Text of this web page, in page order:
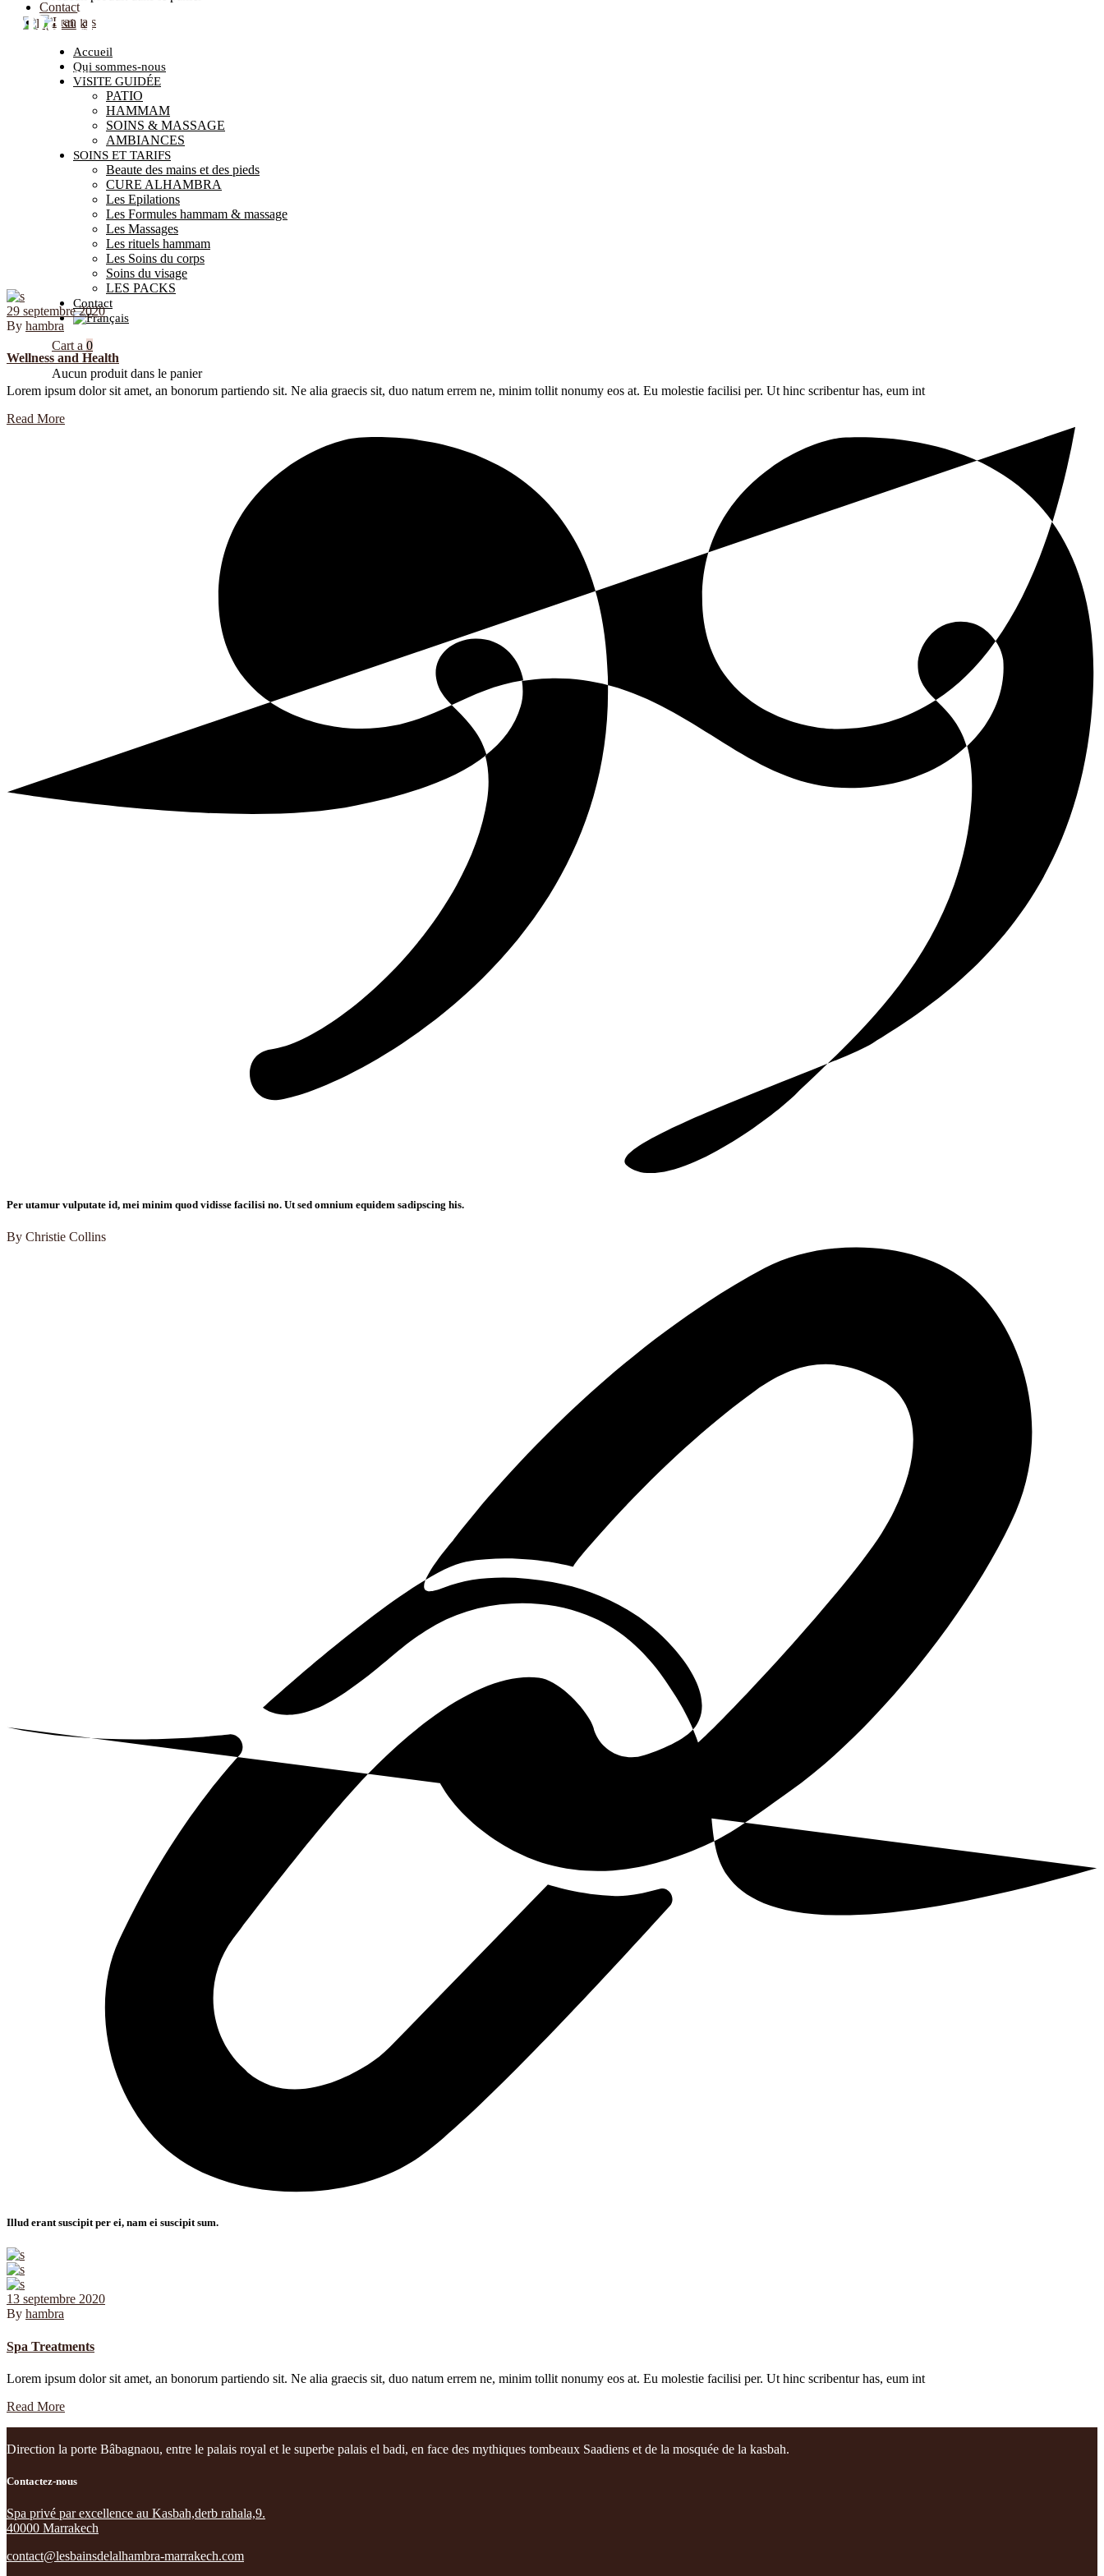
Accueil
Qui sommes-nous
VISITE GUIDÉE
PATIO
HAMMAM
SOINS & MASSAGE
AMBIANCES
SOINS ET TARIFS
Beaute des mains et des pieds
CURE ALHAMBRA
Les Epilations
Les Formules hammam & massage
Les Massages
Les rituels hammam
Les Soins du corps
Soins du visage
LES PACKS
Contact
Cart
0
Aucun produit dans le panier
Contact
Spa therapy
Spa therapy
29 septembre 2020
By hambra
Wellness and Health
Lorem ipsum dolor sit amet, an bonorum partiendo sit. Ne alia graecis sit, duo natum errem ne, minim tollit nonumy eos at. Eu molestie facilisi per. Ut hinc scribentur has, eum int
Read More
Per utamur vulputate id, mei minim quod vidisse facilisi no. Ut sed omnium equidem sadipscing his.
By Christie Collins
Illud erant suscipit per ei, nam ei suscipit sum.
13 septembre 2020
By hambra
Spa Treatments
Lorem ipsum dolor sit amet, an bonorum partiendo sit. Ne alia graecis sit, duo natum errem ne, minim tollit nonumy eos at. Eu molestie facilisi per. Ut hinc scribentur has, eum int
Read More
Direction la porte Bâbagnaou, entre le palais royal et le superbe palais el badi, en face des mythiques tombeaux Saadiens et de la mosquée de la kasbah.
Contactez-nous
Spa privé par excellence au Kasbah,derb rahala,9.
40000 Marrakech
contact@lesbainsdelalhambra-marrakech.com